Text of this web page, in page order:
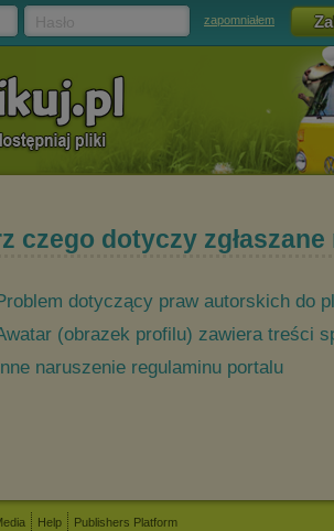
zapomniałem
czego dotyczy
dotyczący praw autorskich do
(obrazek profilu) zawiera treści
naruszenie regulaminu portalu
Help
Publishers Platform